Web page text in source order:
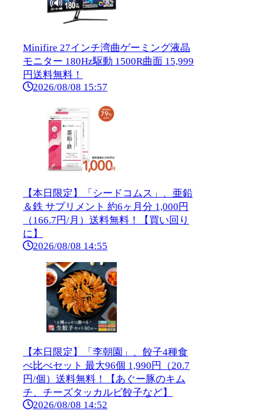
Minifire 27インチ湾曲ゲーミング液晶
モニター 180Hz駆動 1500R曲面 15,999
円送料無料！
2026/08/08 15:57
【本日限定】「シードコムス」、亜鉛
＆鉄 サプリメント 約6ヶ月分 1,000円
（166.7円/月）送料無料！【買い回り
に】
2026/08/08 14:55
【本日限定】「李朝園」、餃子4種食
べ比べセット 最大96個 1,990円（20.7
円/個）送料無料！【あぐー豚のキム
チ、チーズタッカルビ餃子など】
2026/08/08 14:52